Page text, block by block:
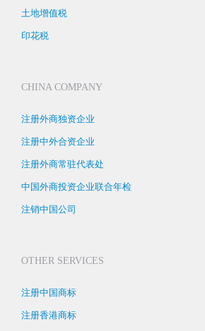
土地增值税
印花税
CHINA COMPANY
注册外商独资企业
注册中外合资企业
注册外商常驻代表处
中国外商投资企业联合年检
注销中国公司
OTHER SERVICES
注册中国商标
注册香港商标